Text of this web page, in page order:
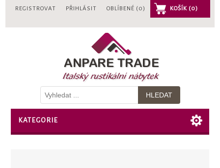
REGISTROVAT PŘIHLÁSIT OBLÍBENÉ (0) KOŠÍK (0)
KATEGORIE